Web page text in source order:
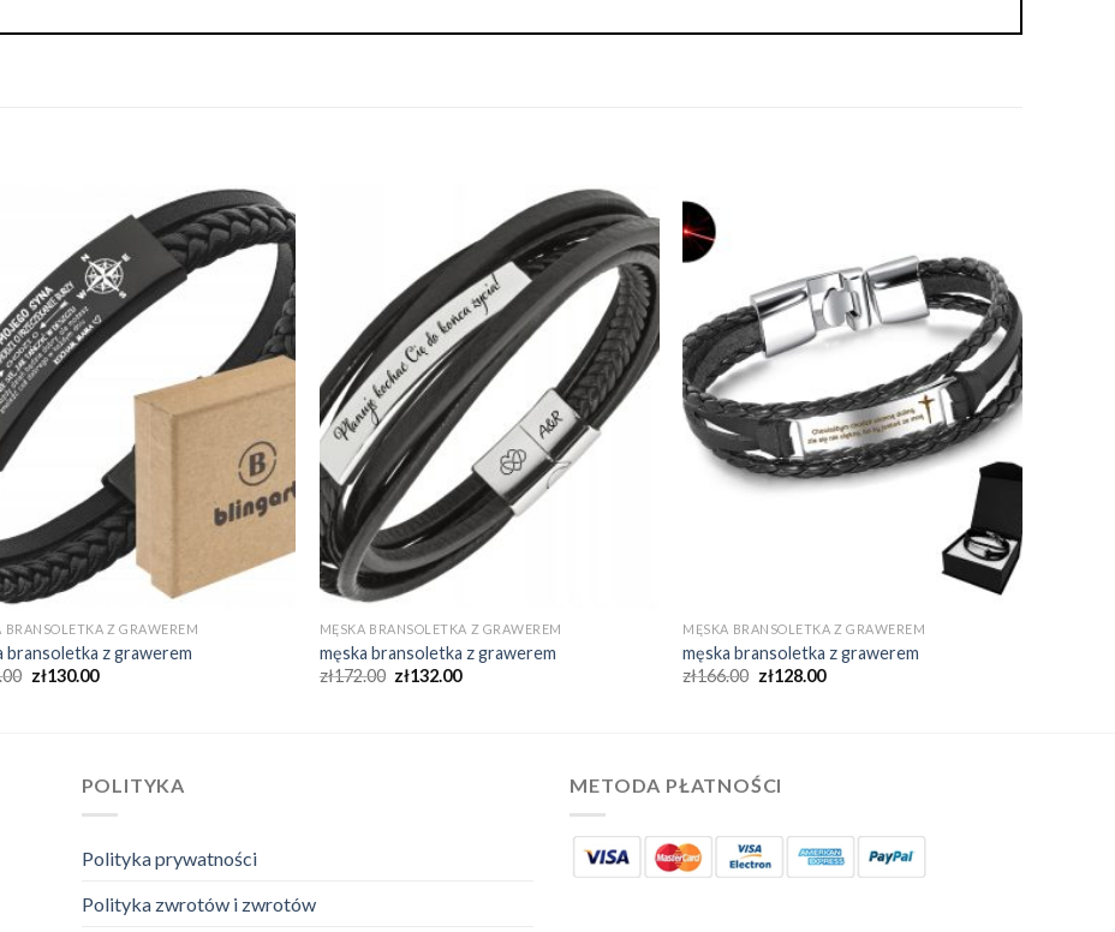
BRANSOLETKA Z GRAWEREM
bransoletka z grawerem
zł130.00
MĘSKA BRANSOLETKA Z GRAWEREM
męska bransoletka z grawerem
zł172.00 zł132.00
MĘSKA BRANSOLETKA Z GRAWEREM
męska bransoletka z grawerem
zł166.00 zł128.00
POLITYKA
Polityka prywatności
Polityka zwrotów i zwrotów
METODA PŁATNOŚCI